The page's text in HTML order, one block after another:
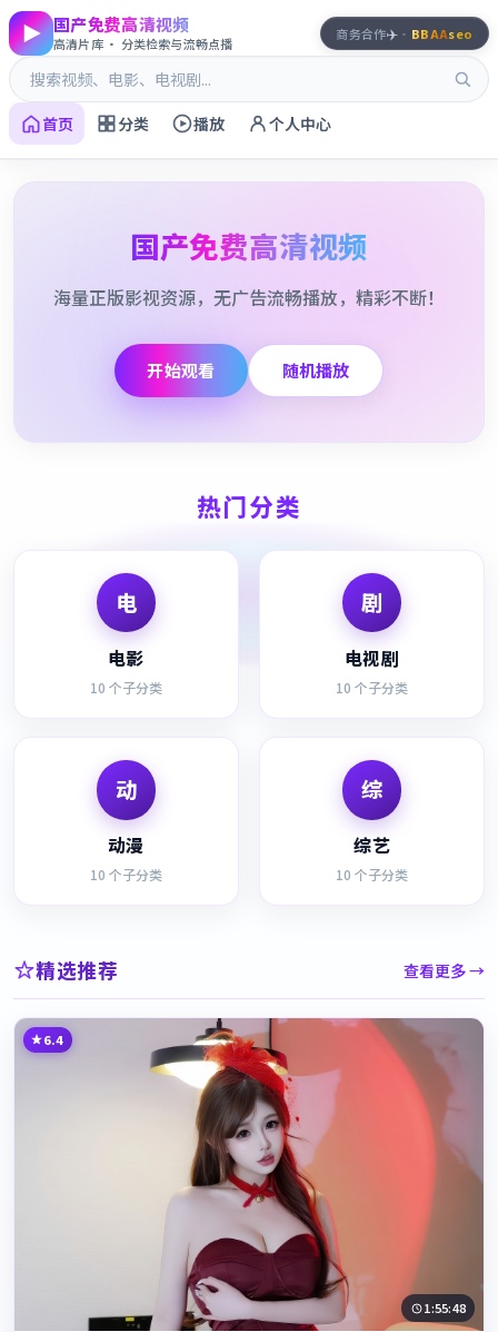
国产免费高清视频
高清片库 · 分类检索与流畅点播
首页 分类 播放 个人中心
商务合作✈️ · BBAAseo
国产免费高清视频
海量正版影视资源，无广告流畅播放，精彩不断！
开始观看 随机播放
热门分类
电
电影
10 个子分类
剧
电视剧
10 个子分类
动
动漫
10 个子分类
综
综艺
10 个子分类
精选推荐 查看更多 →
6.4
1:55:48